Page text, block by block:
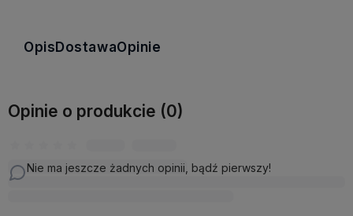
OpisDostawaOpinie
Opinie o produkcie (0)
Nie ma jeszcze żadnych opinii, bądź pierwszy!